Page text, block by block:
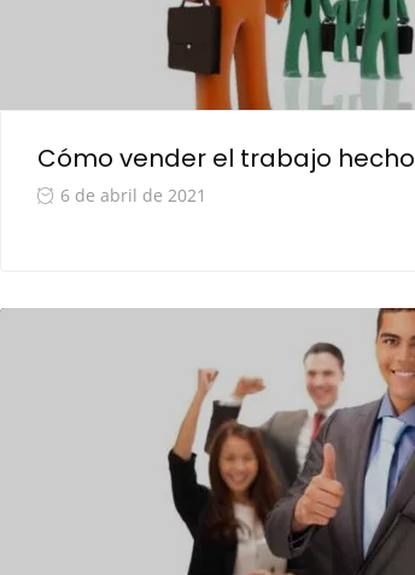
Cómo vender el trabajo hecho
6 de abril de 2021